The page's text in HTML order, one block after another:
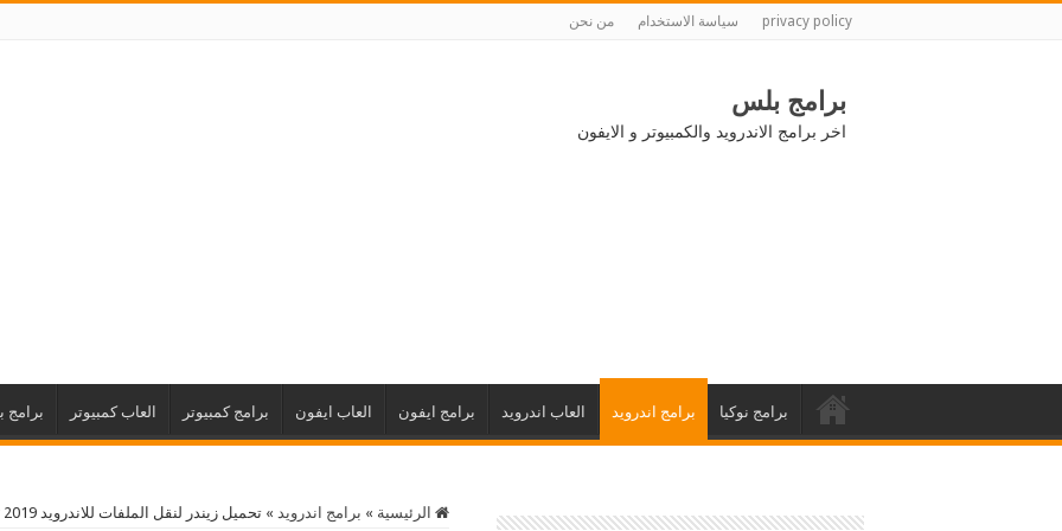
privacy policy سياسة الاستخدام من نحن
برامج بلس
اخر برامج الاندرويد والكمبيوتر و الايفون
برامج نوكيا برامج اندرويد العاب اندرويد برامج ايفون العاب ايفون برامج كمبيوتر العاب كمبيوتر برامج
الرئيسية » برامج اندرويد » تحميل زيندر لنقل الملفات للاندرويد 2019 Xender